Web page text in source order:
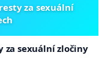
za sexuální
za sexuální zločiny